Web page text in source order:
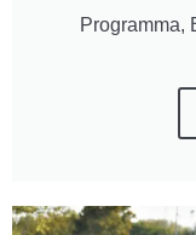
Programma,